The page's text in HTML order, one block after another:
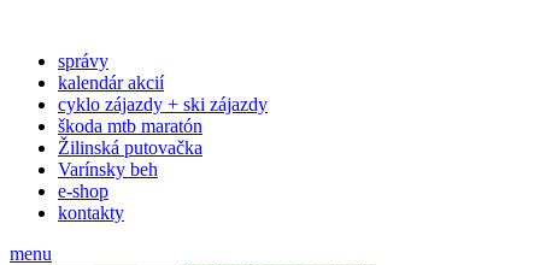
správy
kalendár akcií
cyklo zájazdy + ski zájazdy
škoda mtb maratón
Žilinská putovačka
Varínsky beh
e-shop
kontakty
menu